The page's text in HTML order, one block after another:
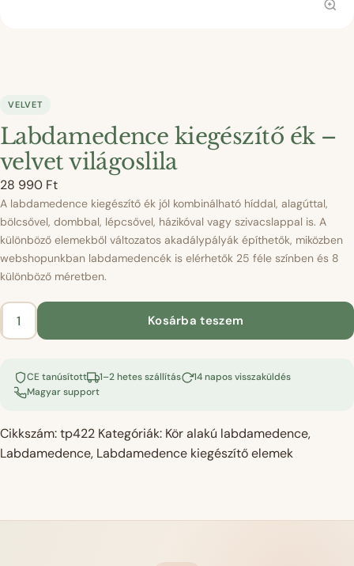
VELVET
Labdamedence kiegészítő ék –
velvet világoslila
28 990 Ft
A labdamedence kiegészítő ék jól kombinálható híddal, alagúttal,
bölcsővel, dombbal, lépcsővel, házikóval vagy szivacslappal is. A
különböző elemekből változatos akadálypályák építhetők, miközben
webshopunkban labdamedencék is elérhetők 25 féle színben és 8
különböző méretben.
Labdamedence
világoslila
mennyiség
Kosárba teszem
CE tanúsított 1–2 hetes szállítás
14 napos visszaküldés
Magyar support
Cikkszám:tp422 Kategóriák: Kör alakú labdamedence,
Labdamedence, Labdamedence kiegészítő elemek